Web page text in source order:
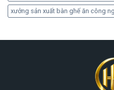
xưởng sản xuất bàn ghế ăn công